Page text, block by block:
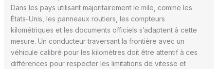
Dans les pays utilisant majoritairement le mile, comme les
États-Unis, les panneaux routiers, les compteurs
kilométriques et les documents officiels s’adaptent à cette
mesure. Un conducteur traversant la frontière avec un
véhicule calibré pour les kilomètres doit être attentif à ces
différences pour respecter les limitations de vitesse et